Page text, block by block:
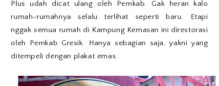
Plus udah dicat ulang oleh Pemkab. Gak heran kalo
rumah-rumahnya selalu terlihat seperti baru. Etapi
nggak semua rumah di Kampung Kemasan ini direstorasi
oleh Pemkab Gresik. Hanya sebagian saja, yakni yang
ditempeli dengan plakat emas.